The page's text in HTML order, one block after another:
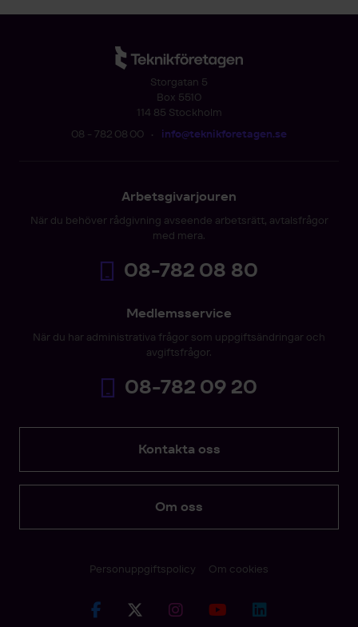
Storgatan 5
Box 5510
114 85 Stockholm
08 - 782 08 00 • info@teknikforetagen.se
Arbetsgivarjouren
När du behöver rådgivning avseende arbetsrätt, avtalsfrågor
med mera.
08-782 08 80
Medlemsservice
När du har administrativa frågor som uppgiftsändringar och
avgiftsfrågor.
08-782 09 20
Kontakta oss
Om oss
Personuppgiftspolicy Om cookies